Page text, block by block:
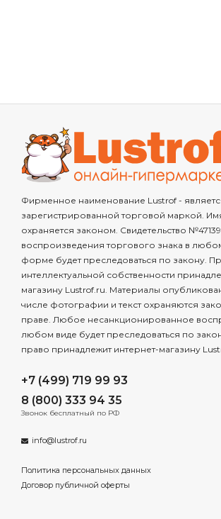
Фирменное наименование Lustrof -
зарегистрированной торговой маркой.
охраняется законом. Свидетельство
воспроизведения торгового знака в
форме будет преследоваться по закону.
интеллектуальной собственности
магазину Lustrof.ru. Материалы
числе фотографии и текст охраняются
праве. Любое несанкционированное
любом виде будет преследоваться по
право принадлежит интернет-магазину
+7 (499) 719 99 93
8 (800) 333 94 35
Звонок бесплатный по РФ
info@lustrof.ru
Политика персональных данных
Договор публичной оферты